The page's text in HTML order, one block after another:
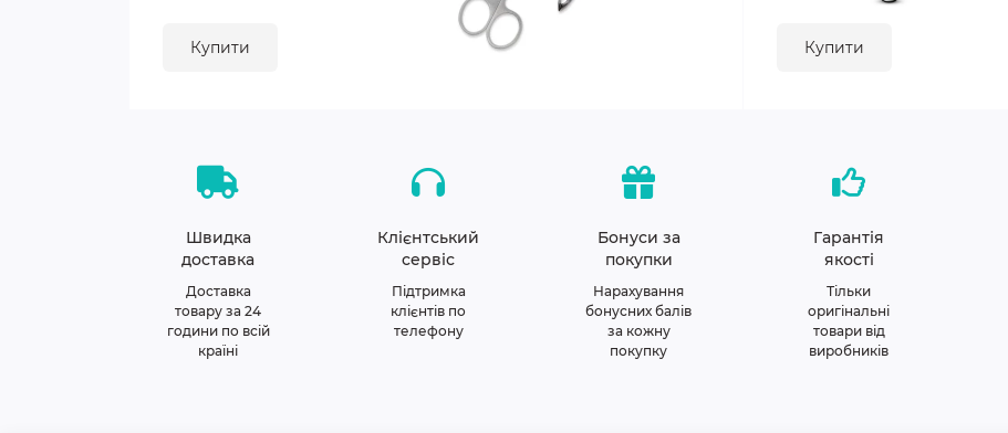
Купити Купити
Швидка
доставка
Доставка
товару за 24
години по всій
країні
Клієнтський
сервіс
Підтримка
клієнтів по
телефону
Бонуси за
покупки
Нарахування
бонусних балів
за кожну
покупку
Гарантія
якості
Тільки
оригінальні
товари від
виробників